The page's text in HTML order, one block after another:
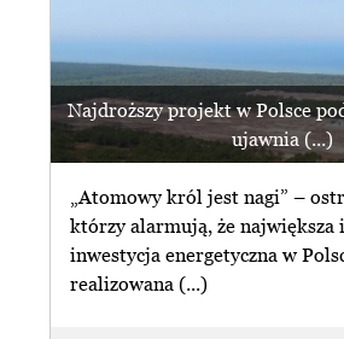
Najdroższy projekt w Polsce
ujawnia (...)
„Atomowy król jest nagi” –
którzy alarmują, że największa
inwestycja energetyczna w
realizowana (...)